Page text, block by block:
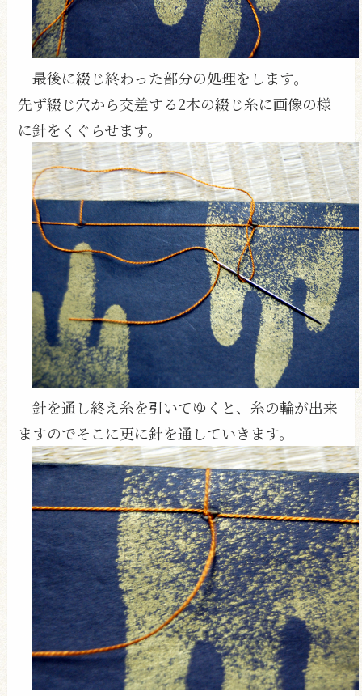
最後に綴じ終わった部分の処理をします。
先ず綴じ穴から交差する2本の綴じ糸に画像の様
に針をくぐらせます。
針を通し終え糸を引いてゆくと、糸の輪が出来
ますのでそこに更に針を通していきます。